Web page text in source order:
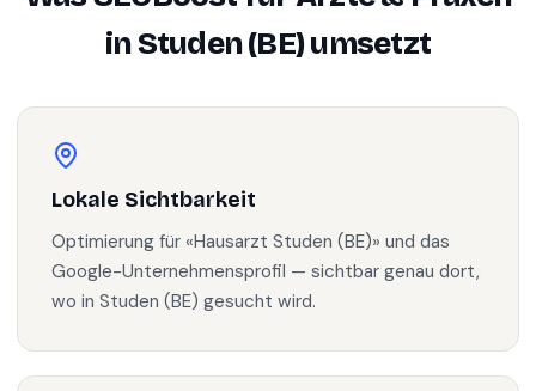
inStuden (BE)umsetzt
Lokale Sichtbarkeit
Optimierung für «Hausarzt Studen (BE)» und das
Google-Unternehmensprofil — sichtbar genau dort,
wo in Studen (BE) gesucht wird.